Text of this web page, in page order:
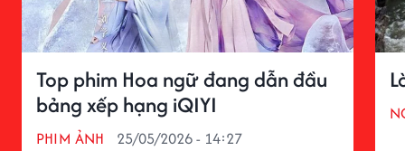
Top phim Hoa ngữ đang dẫn đầu
bảng xếp hạng iQIYI
PHIM ẢNH 25/05/2026 - 14:27